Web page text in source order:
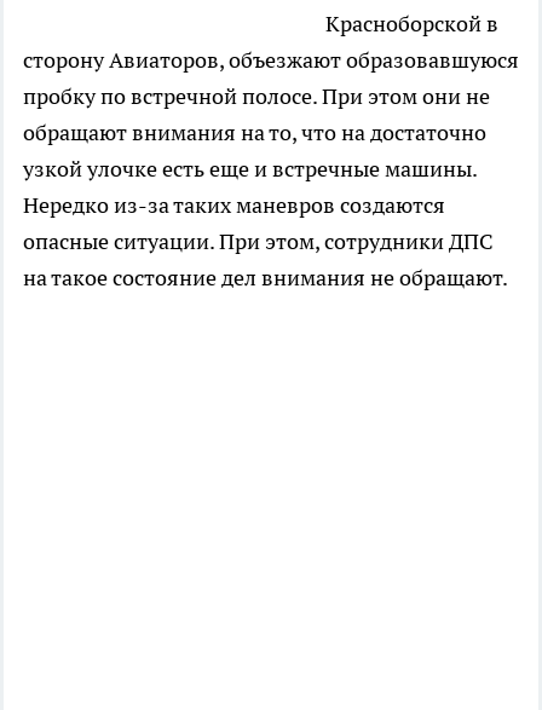
Красноборской в
сторону Авиаторов, объезжают образовавшуюся
пробку по встречной полосе. При этом они не
обращают внимания на то, что на достаточно
узкой улочке есть еще и встречные машины.
Нередко из-за таких маневров создаются
опасные ситуации. При этом, сотрудники ДПС
на такое состояние дел внимания не обращают.